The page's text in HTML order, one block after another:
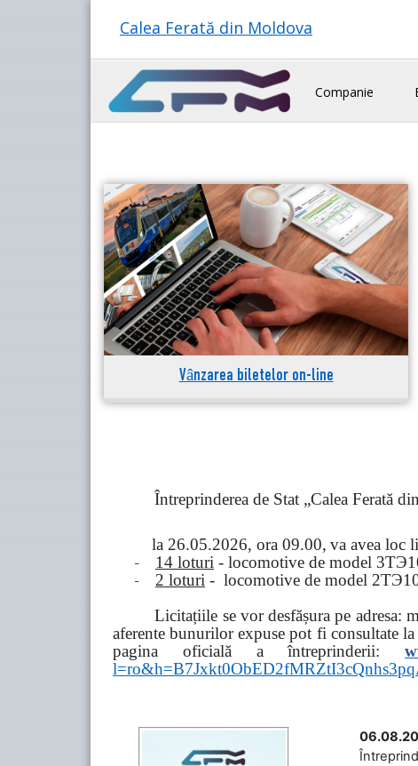
Calea Ferată din Moldova
Companie
Vânzarea biletelor on-line
Întreprinderea de Stat „Calea Ferată
la 26.05.2026, ora 09.00, va avea loc
- 14 loturi - locomotive de model 3ТЭ
- 2 loturi - locomotive de model 2ТЭ
Licitațiile se vor desfășura pe adresa:
aferente bunurilor expuse pot fi consultate la
pagina oficială a întreprinderii: